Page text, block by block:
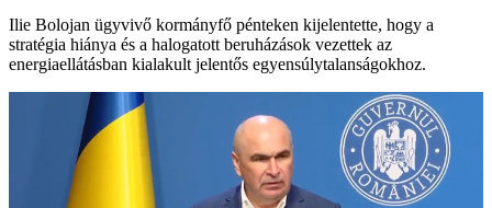
Ilie Bolojan ügyvivő kormányfő pénteken kijelentette, hogy a
stratégia hiánya és a halogatott beruházások vezettek az
energiaellátásban kialakult jelentős egyensúlytalanságokhoz.